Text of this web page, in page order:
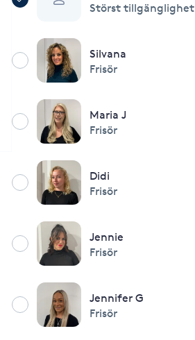
Störst tillgänglighet
Silvana
Frisör
Maria J
Frisör
Didi
Frisör
Jennie
Frisör
Jennifer G
Frisör